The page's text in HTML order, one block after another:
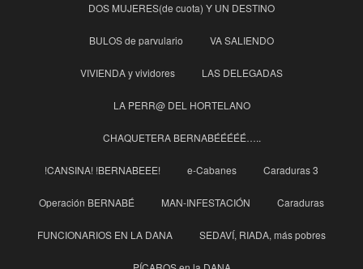
DOS MUJERES(de cuota) Y UN DESTINO
BULOS de parvulario VA SALIENDO
VIVIENDA y vividores LAS DELEGADAS
LA PERR@ DEL HORTELANO
CHAQUETERA BERNABÉÉÉÉÉ…..
!CANSINA! !BERNABEEE! e-Cabanes Caraduras 3
Operación BERNABÉ MAN-INFESTACIÓN Caraduras
FUNCIONARIOS EN LA DANA SEDAVÍ, RIADA, más pobres